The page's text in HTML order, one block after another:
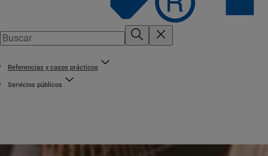
Referencias y casos prácticos
Servicios públicos